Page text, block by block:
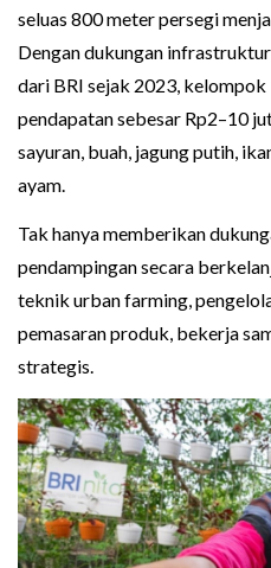
seluas 800 meter persegi
Dengan dukungan
dari BRI sejak 2023,
pendapatan sebesar Rp2–10
sayuran, buah, jagung putih,
ayam.
Tak hanya memberikan
pendampingan secara
teknik urban farming,
pemasaran produk, bekerja
strategis.